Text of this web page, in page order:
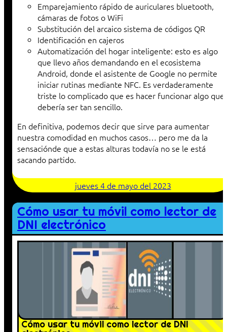
Emparejamiento rápido de auriculares bluetooth,
cámaras de fotos o WiFi
Substitución del arcaico sistema de códigos QR
Identificación en cajeros
Automatización del hogar inteligente: esto es algo
que llevo años demandando en el ecosistema
Android, donde el asistente de Google no permite
iniciar rutinas mediante NFC. Es verdaderamente
triste lo complicado que es hacer funcionar algo que
debería ser tan sencillo.
En definitiva, podemos decir que sirve para aumentar
nuestra comodidad en muchos casos… pero me da la
sensaciónde que a estas alturas todavía no se le está
sacando partido.
jueves 4 de mayo del 2023
Cómo usar tu móvil como lector de
DNI electrónico
Cómo usar tu móvil como lector de DNI